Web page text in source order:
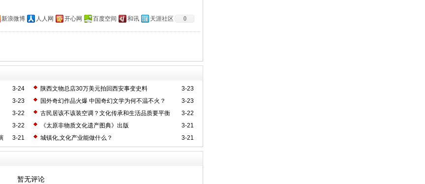
新浪微博 人人网 开心网 百度空间 和讯 天涯社区 0
3-24 3-23
陕西文物总店30万美元拍回西安事变史料
3-23
3-23
国外奇幻作品火爆 中国奇幻文学为何不温不火？
3-22
3-22
古民居该不该装空调？文化传承和生活品质要平衡
3-22
3-21
《太原非物质文化遗产图典》出版
3-21
3-21
城镇化,文化产业能做什么？
暂无评论